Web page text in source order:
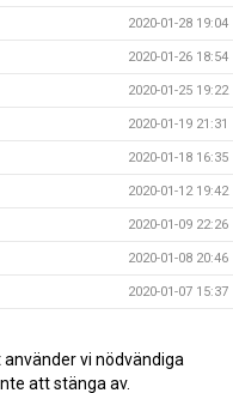
2020-01-28 19:04
2020-01-26 18:54
2020-01-25 19:22
2020-01-19 21:31
2020-01-18 16:35
2020-01-12 19:42
2020-01-09 22:26
2020-01-08 20:46
2020-01-07 15:37
2020-01-05 16:20
vi nödvändiga
att stänga av.